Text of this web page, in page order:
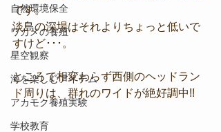
自然環境保全
ワカメの養殖
星空観察
海を楽しむアイテム
アカモク養殖実験
学校教育
です。
淡島の深場はそれよりちょっと低いで
すけど･･･。
ところで相変わらず西側のヘッドラン
ド周りは、群れのワイドが絶好調中!!